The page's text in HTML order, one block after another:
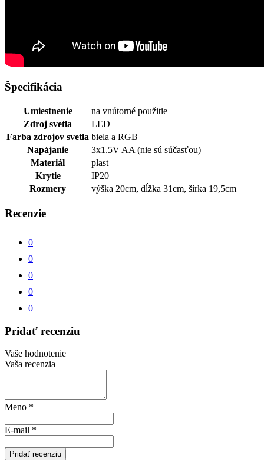
Špecifikácia
Umiestnenie
na vnútorné použitie
Zdroj svetla
LED
Farba zdrojov svetla biela a RGB
Napájanie
3x1.5V AA (nie sú súčasťou)
Materiál
plast
Krytie
IP20
Rozmery
výška 20cm, dĺžka 31cm, šírka 19,5cm
Recenzie
0
0
0
0
0
Pridať recenziu
Vaše hodnotenie
Vaša recenzia
Meno *
E-mail *
Pridať recenziu